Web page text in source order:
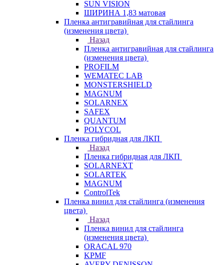
SUN VISION
ШИРИНА 1,83 матовая
Пленка антигравийная для стайлинга
(изменения цвета)
Назад
Пленка антигравийная для стайлинга
(изменения цвета)
PROFILM
WEMATEC LAB
MONSTERSHIELD
MAGNUM
SOLARNEX
SAFEX
QUANTUM
POLYCOL
Пленка гибридная для ЛКП
Назад
Пленка гибридная для ЛКП
SOLARNEXT
SOLARTEK
MAGNUM
ControlTek
Пленка винил для стайлинга (изменения
цвета)
Назад
Пленка винил для стайлинга
(изменения цвета)
ORACAL 970
KPMF